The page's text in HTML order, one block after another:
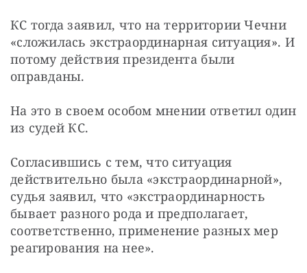
КС тогда заявил, что на территории Чечни
«сложилась экстраординарная ситуация». И
потому действия президента были
оправданы.
На это в своем особом мнении ответил один
из судей КС.
Согласившись с тем, что ситуация
действительно была «экстраординарной»,
судья заявил, что «экстраординарность
бывает разного рода и предполагает,
соответственно, применение разных мер
реагирования на нее».